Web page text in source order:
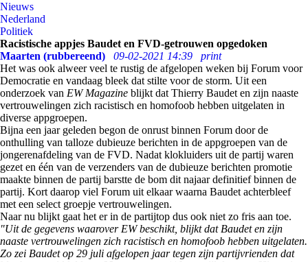
Nieuws
Nederland
Politiek
Racistische appjes Baudet en FVD-getrouwen opgedoken
Maarten (rubbereend)
09-02-2021 14:39
print
Het was ook alweer veel te rustig de afgelopen weken bij Forum voor
Democratie en vandaag bleek dat stilte voor de storm. Uit een
onderzoek van EW Magazine blijkt dat Thierry Baudet en zijn naaste
vertrouwelingen zich racistisch en homofoob hebben uitgelaten in
diverse appgroepen.
Bijna een jaar geleden begon de onrust binnen Forum door de
onthulling van talloze dubieuze berichten in de appgroepen van de
jongerenafdeling van de FVD. Nadat klokluiders uit de partij waren
gezet en één van de verzenders van de dubieuze berichten promotie
maakte binnen de partij barstte de bom dit najaar definitief binnen de
partij. Kort daarop viel Forum uit elkaar waarna Baudet achterbleef
met een select groepje vertrouwelingen.
Naar nu blijkt gaat het er in de partijtop dus ook niet zo fris aan toe.
"Uit de gegevens waarover EW beschikt, blijkt dat Baudet en zijn
naaste vertrouwelingen zich racistisch en homofoob hebben uitgelaten.
Zo zei Baudet op 29 juli afgelopen jaar tegen zijn partijvrienden dat